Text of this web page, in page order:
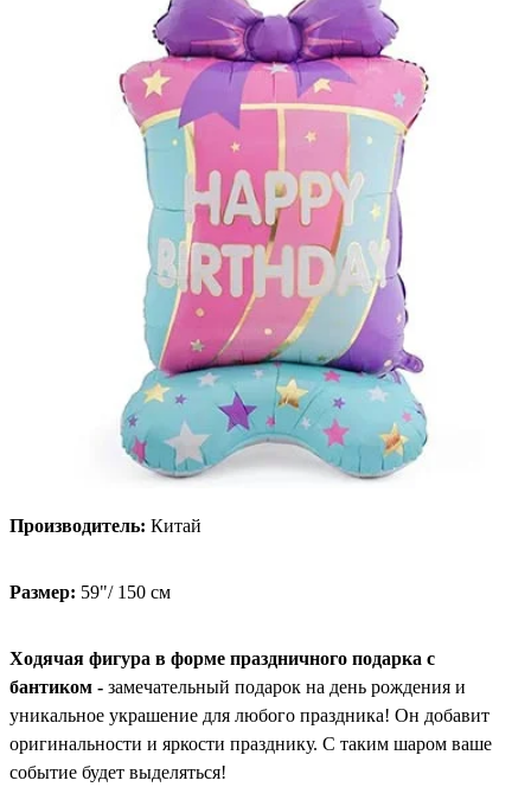
Производитель: Китай
Размер: 59"/ 150 см
Ходячая фигура в форме праздничного подарка с
бантиком - замечательный подарок на день рождения и
уникальное украшение для любого праздника! Он добавит
оригинальности и яркости празднику. С таким шаром ваше
событие будет выделяться!